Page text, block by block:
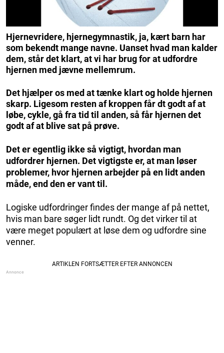
Hjernevridere, hjernegymnastik, ja, kært barn har
som bekendt mange navne. Uanset hvad man kalder
dem, står det klart, at vi har brug for at udfordre
hjernen med jævne mellemrum.
Det hjælper os med at tænke klart og holde hjernen
skarp. Ligesom resten af kroppen får dt godt af at
løbe, cykle, gå fra tid til anden, så får hjernen det
godt af at blive sat på prøve.
Det er egentlig ikke så vigtigt, hvordan man
udfordrer hjernen. Det vigtigste er, at man løser
problemer, hvor hjernen arbejder på en lidt anden
måde, end den er vant til.
Logiske udfordringer findes der mange af på nettet,
hvis man bare søger lidt rundt. Og det virker til at
være meget populært at løse dem og udfordre sine
venner.